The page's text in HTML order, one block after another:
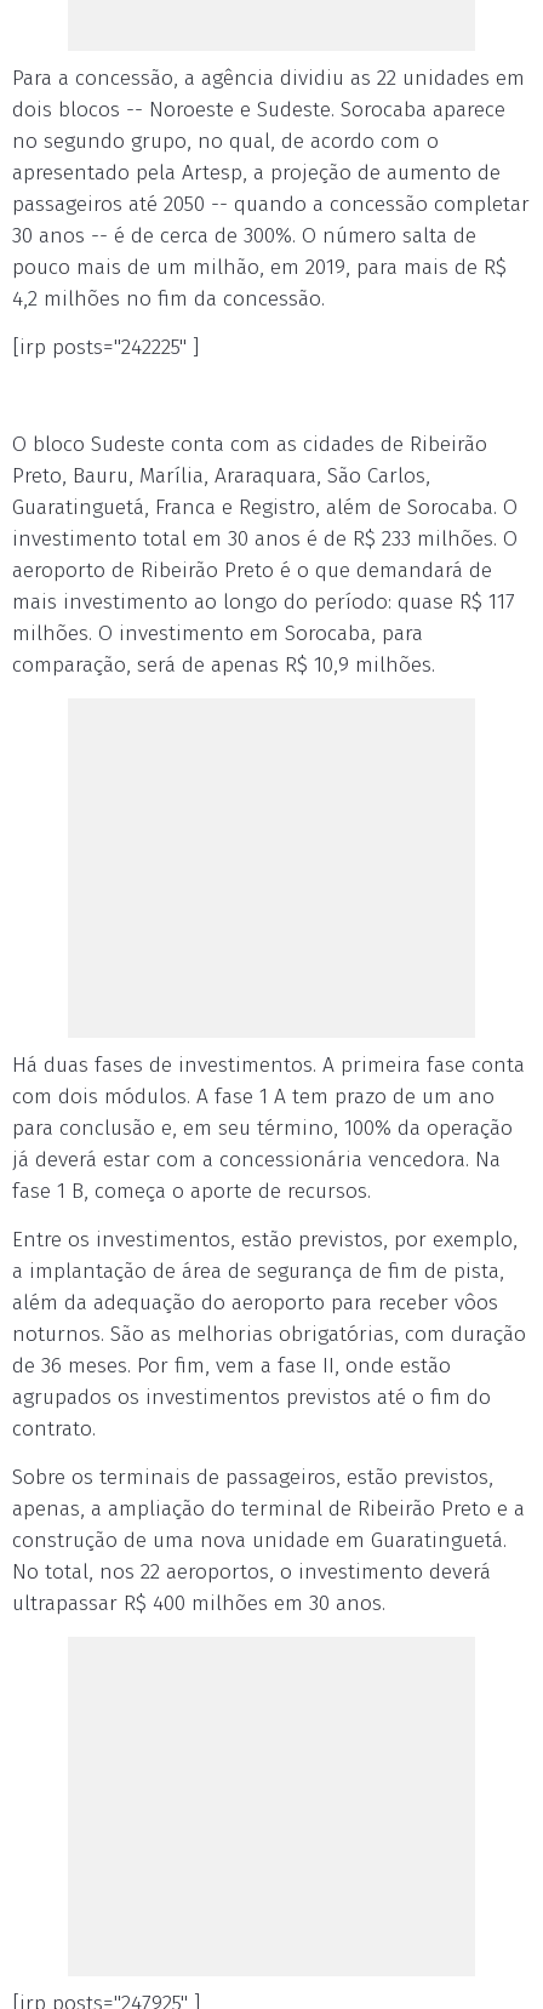
Para a concessão, a agência dividiu as 22 unidades em
dois blocos -- Noroeste e Sudeste. Sorocaba aparece
no segundo grupo, no qual, de acordo com o
apresentado pela Artesp, a projeção de aumento de
passageiros até 2050 -- quando a concessão completar
30 anos -- é de cerca de 300%. O número salta de
pouco mais de um milhão, em 2019, para mais de R$
4,2 milhões no fim da concessão.
[irp posts="242225" ]
O bloco Sudeste conta com as cidades de Ribeirão
Preto, Bauru, Marília, Araraquara, São Carlos,
Guaratinguetá, Franca e Registro, além de Sorocaba. O
investimento total em 30 anos é de R$ 233 milhões. O
aeroporto de Ribeirão Preto é o que demandará de
mais investimento ao longo do período: quase R$ 117
milhões. O investimento em Sorocaba, para
comparação, será de apenas R$ 10,9 milhões.
Há duas fases de investimentos. A primeira fase conta
com dois módulos. A fase 1 A tem prazo de um ano
para conclusão e, em seu término, 100% da operação
já deverá estar com a concessionária vencedora. Na
fase 1 B, começa o aporte de recursos.
Entre os investimentos, estão previstos, por exemplo,
a implantação de área de segurança de fim de pista,
além da adequação do aeroporto para receber vôos
noturnos. São as melhorias obrigatórias, com duração
de 36 meses. Por fim, vem a fase II, onde estão
agrupados os investimentos previstos até o fim do
contrato.
Sobre os terminais de passageiros, estão previstos,
apenas, a ampliação do terminal de Ribeirão Preto e a
construção de uma nova unidade em Guaratinguetá.
No total, nos 22 aeroportos, o investimento deverá
ultrapassar R$ 400 milhões em 30 anos.
[irp posts="247925" ]